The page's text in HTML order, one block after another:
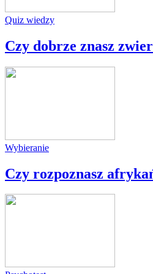
Quiz wiedzy
Czy dobrze znasz
Wybieranie
Czy rozpoznasz